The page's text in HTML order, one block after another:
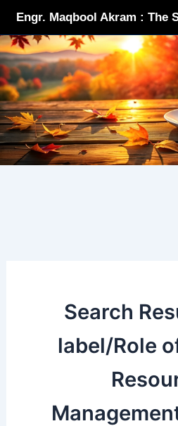
content
Engr. Maqbool Akram : The
Search
label/Role